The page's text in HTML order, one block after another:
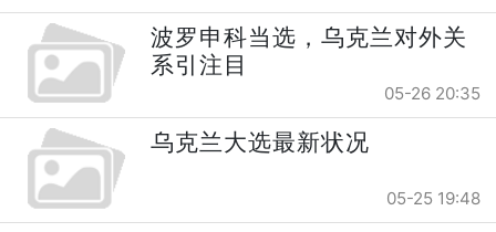
波罗申科当选，乌克兰对外关
系引注目
05-26 20:35
乌克兰大选最新状况
05-25 19:48